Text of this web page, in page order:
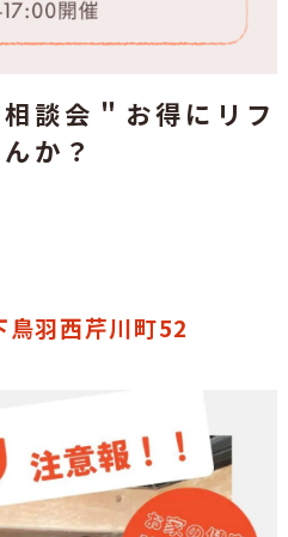
談会＂お得にリフ
か？
鳥羽西芹川町52